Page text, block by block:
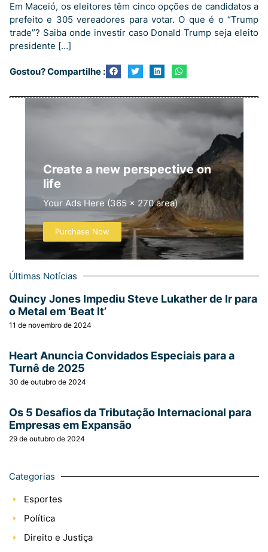
Em Maceió, os eleitores têm cinco opções de candidatos a
prefeito e 305 vereadores para votar. O que é o “Trump
trade”? Saiba onde investir caso Donald Trump seja eleito
presidente […]
Gostou? Compartilhe :
Create a new perspective on
life
Your Ads Here (365 x 270 area)
Purchase Now
Últimas Notícias
Quincy Jones Impediu Steve Lukather de Ir para
o Metal em ‘Beat It’
11 de novembro de 2024
Heart Anuncia Convidados Especiais para a
Turnê de 2025
30 de outubro de 2024
Os 5 Desafios da Tributação Internacional para
Empresas em Expansão
29 de outubro de 2024
Categorias
Esportes
Política
Direito e Justiça